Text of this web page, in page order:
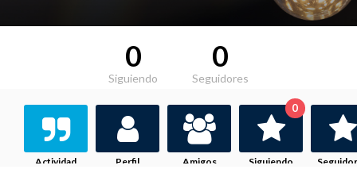
0
Siguiendo
0
Seguidores
Actividad Perfil Amigos Siguiendo
0